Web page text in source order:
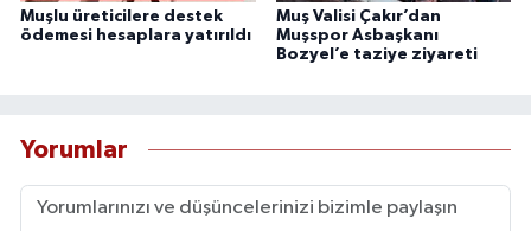
Muşlu üreticilere destek
ödemesi hesaplara yatırıldı
Muş Valisi Çakır’dan
Muşspor Asbaşkanı
Bozyel’e taziye ziyareti
Yorumlar